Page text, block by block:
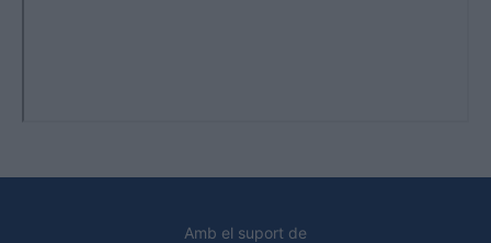
Amb el suport de